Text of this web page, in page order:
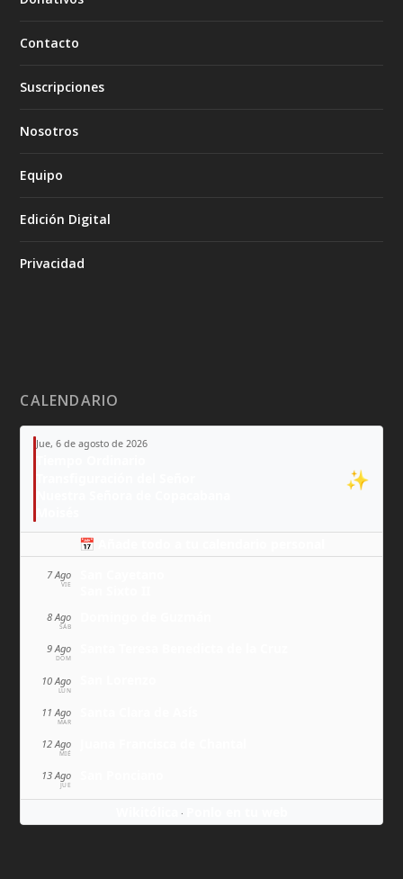
Contacto
Suscripciones
Nosotros
Equipo
Edición Digital
Privacidad
CALENDARIO
Jue, 6 de agosto de 2026
✨
📅 Añade todo a tu calendario personal
7 Ago
VIE
8 Ago
SÁB
9 Ago
DOM
10 Ago
LUN
11 Ago
MAR
12 Ago
MIÉ
13 Ago
JUE
·